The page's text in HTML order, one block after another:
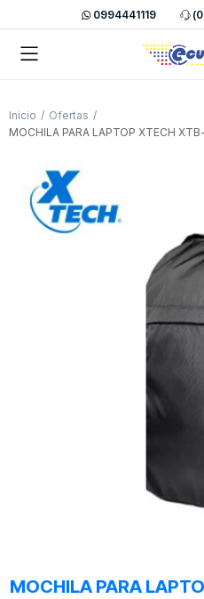
0994441119
Inicio
Ofertas
MOCHILA PARA LAPTOP XTECH
MOCHILA PARA